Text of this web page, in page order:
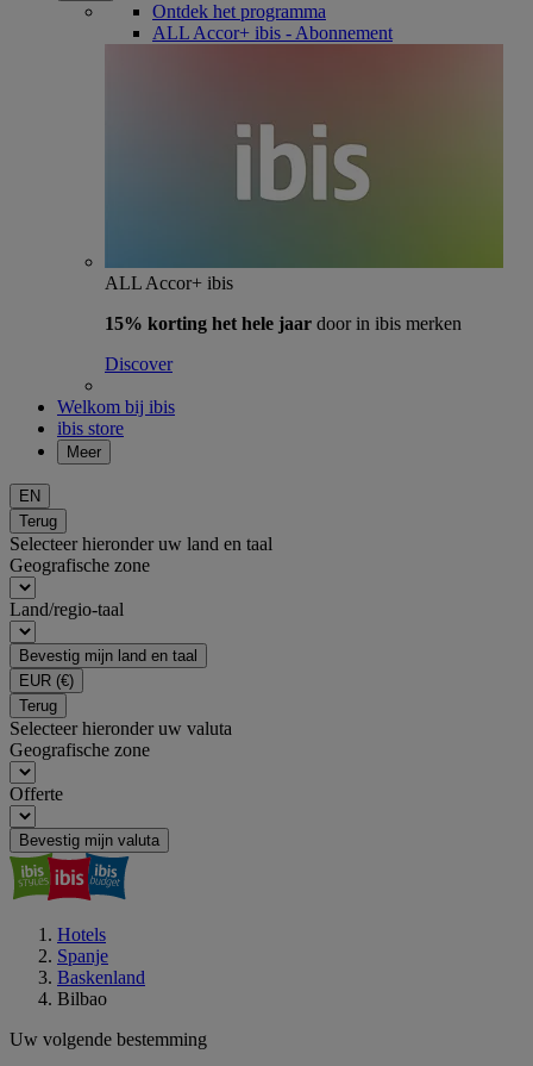
Ontdek het programma
ALL Accor+ ibis - Abonnement
ALL Accor+ ibis
15% korting het hele jaar door in ibis merken
Discover
Welkom bij ibis
ibis store
Meer
EN
Terug
Selecteer hieronder uw land en taal
Geografische zone
Land/regio-taal
Bevestig mijn land en taal
EUR (€)
Terug
Selecteer hieronder uw valuta
Geografische zone
Offerte
Bevestig mijn valuta
Hotels
Spanje
Baskenland
Bilbao
Uw volgende bestemming